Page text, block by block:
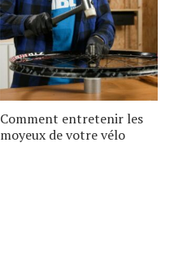
Comment entretenir les
moyeux de votre vélo